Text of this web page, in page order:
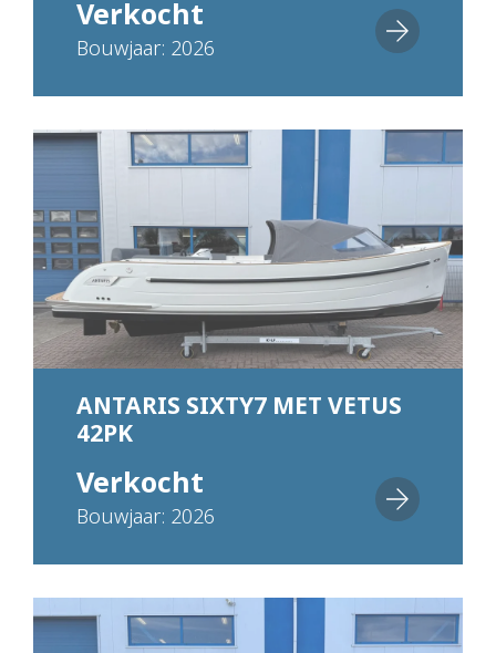
Verkocht
Bouwjaar: 2026
ANTARIS SIXTY7 MET VETUS
42PK
Verkocht
Bouwjaar: 2026